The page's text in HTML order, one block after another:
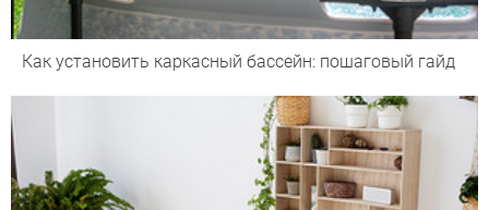
Как установить каркасный бассейн: пошаговый гайд